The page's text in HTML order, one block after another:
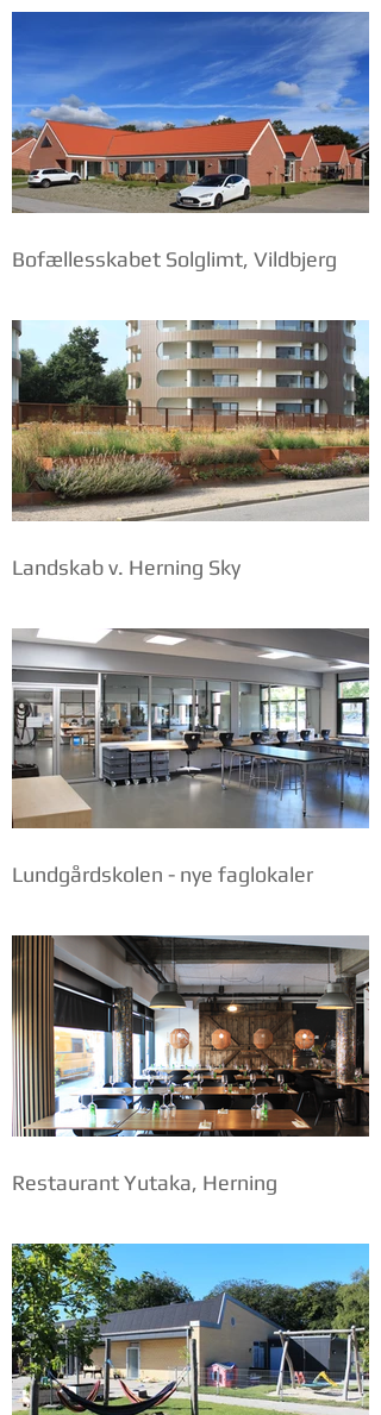
Bofællesskabet Solglimt, Vildbjerg
Landskab v. Herning Sky
Lundgårdskolen - nye faglokaler
Restaurant Yutaka, Herning